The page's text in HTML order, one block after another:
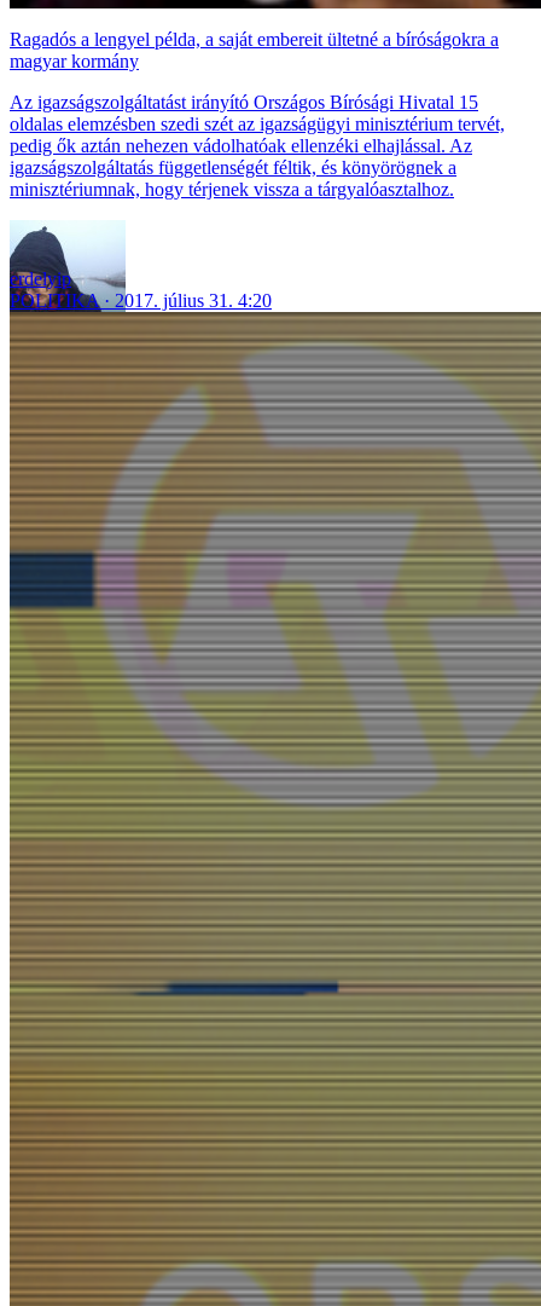
Ragadós a lengyel példa, a saját embereit ültetné a bíróságokra a
magyar kormány
Az igazságszolgáltatást irányító Országos Bírósági Hivatal 15
oldalas elemzésben szedi szét az igazságügyi minisztérium tervét,
pedig ők aztán nehezen vádolhatóak ellenzéki elhajlással. Az
igazságszolgáltatás függetlenségét féltik, és könyörögnek a
minisztériumnak, hogy térjenek vissza a tárgyalóasztalhoz.
erdelyip
POLITIKA
2017. július 31. 4:20